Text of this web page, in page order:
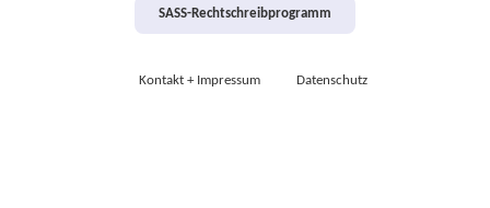
SASS-Rechtschreibprogramm
Kontakt + Impressum Datenschutz